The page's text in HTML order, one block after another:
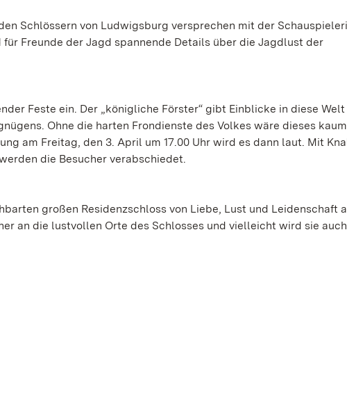
Schlössern von Ludwigsburg versprechen mit der
Freunde der Jagd spannende Details über die Jagdlust der
Feste ein. Der „königliche Förster“ gibt Einblicke in diese Welt
Ohne die harten Frondienste des Volkes wäre dieses kaum
am Freitag, den 3. April um 17.00 Uhr wird es dann laut. Mit
die Besucher verabschiedet.
großen Residenzschloss von Liebe, Lust und Leidenschaft
an die lustvollen Orte des Schlosses und vielleicht wird sie auch